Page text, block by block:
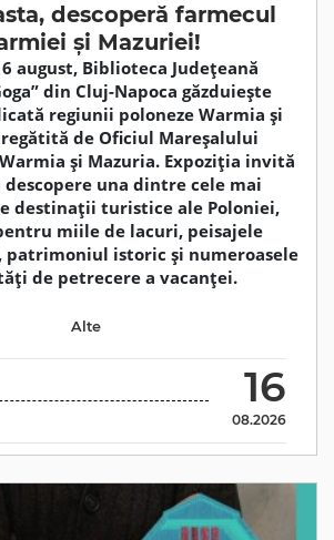
descoperă farmecul
și Mazuriei!
august, Biblioteca Județeană
din Cluj-Napoca găzduiește
regiunii poloneze Warmia și
de Oficiul Mareșalului
și Mazuria. Expoziția invită
una dintre cele mai
destinații turistice ale Poloniei,
miile de lacuri, peisajele
patrimoniul istoric și numeroasele
de petrecere a vacanței.
16
08.2026
Alte